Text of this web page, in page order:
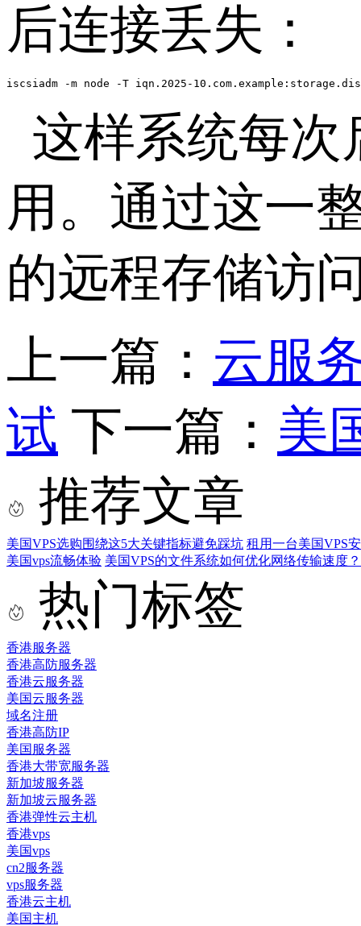
后连接丢失：
iscsiadm -m node -T iqn.2025-
这样系统每次
用。通过这一
的远程存储访
上一篇： 云服
试 下一篇： 美
推荐文章
美国VPS选购围绕这5大关键指标避免踩坑 租用一台美国VPS
美国vps流畅体验 美国VPS的文件系统如何优化网络传输速度？
热门标签
香港服务器
香港高防服务器
香港云服务器
美国云服务器
域名注册
香港高防IP
美国服务器
香港大带宽服务器
新加坡服务器
新加坡云服务器
香港弹性云主机
香港vps
美国vps
cn2服务器
vps服务器
香港云主机
美国主机